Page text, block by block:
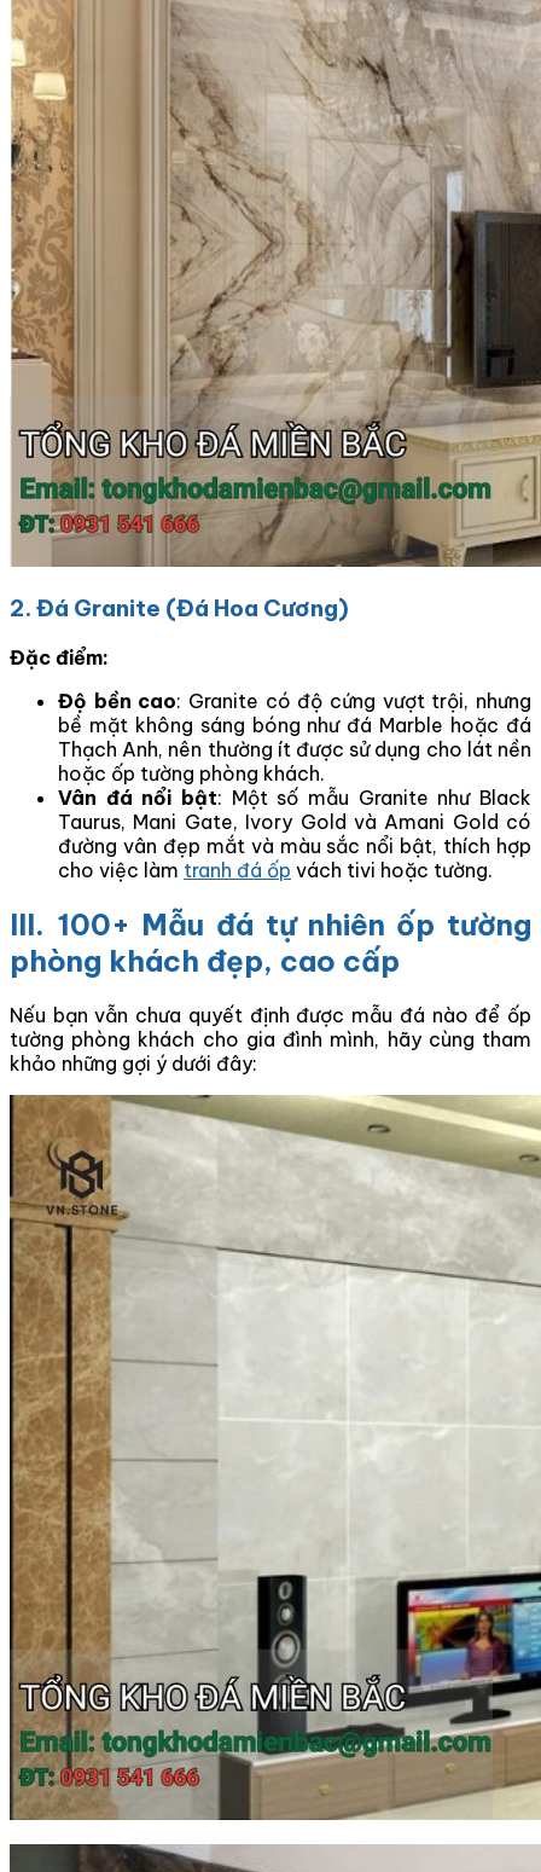
2. Đá Granite (Đá Hoa Cương)
Đặc điểm:
Độ bền cao: Granite có độ cứng vượt trội, nhưng
bề mặt không sáng bóng như đá Marble hoặc đá
Thạch Anh, nên thường ít được sử dụng cho lát nền
hoặc ốp tường phòng khách.
Vân đá nổi bật: Một số mẫu Granite như Black
Taurus, Mani Gate, Ivory Gold và Amani Gold có
đường vân đẹp mắt và màu sắc nổi bật, thích hợp
cho việc làm tranh đá ốp vách tivi hoặc tường.
III. 100+ Mẫu đá tự nhiên ốp tường
phòng khách đẹp, cao cấp
Nếu bạn vẫn chưa quyết định được mẫu đá nào để ốp
tường phòng khách cho gia đình mình, hãy cùng tham
khảo những gợi ý dưới đây: